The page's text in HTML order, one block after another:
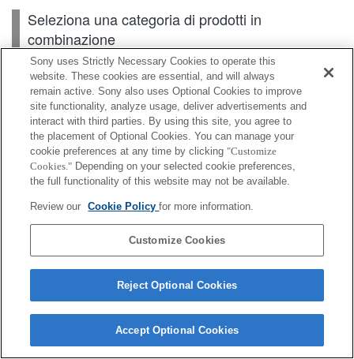
Seleziona una categoria di prodotti in
combinazione
Scheda di memoria
Alimentazione
Accessori
A seconda del paese o dell'area geografica, alcuni
prodotti visualizzati potrebbero non essere
disponibili.
Terms of Use Contact Us Cookie Policy
Sony uses Strictly Necessary Cookies to operate this
website. These cookies are essential, and will always
remain active. Sony also uses Optional Cookies to improve
site functionality, analyze usage, deliver advertisements and
interact with third parties. By using this site, you agree to
the placement of Optional Cookies. You can manage your
cookie preferences at any time by clicking "Customize
Cookies." Depending on your selected cookie preferences,
the full functionality of this website may not be available.
Review our Cookie Policyfor more information.
Customize Cookies
Reject Optional Cookies
Accept Optional Cookies